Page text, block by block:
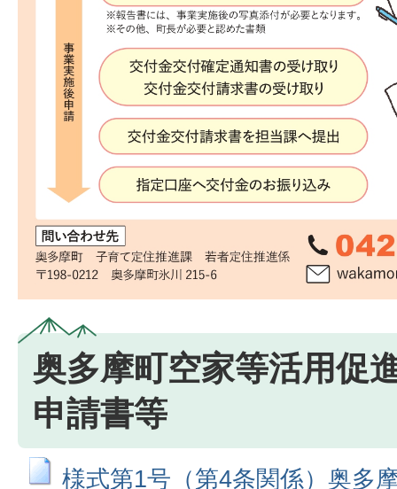
奥多摩町空家等活用促
申請書等
様式第1号（第4条関係）奥多